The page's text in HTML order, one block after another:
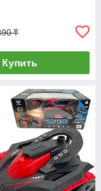
₸
Купить